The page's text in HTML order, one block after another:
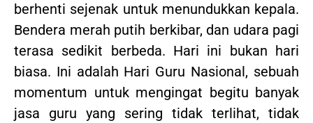
berhenti sejenak untuk menundukkan kepala.
Bendera merah putih berkibar, dan udara pagi
terasa sedikit berbeda. Hari ini bukan hari
biasa. Ini adalah Hari Guru Nasional, sebuah
momentum untuk mengingat begitu banyak
jasa guru yang sering tidak terlihat, tidak